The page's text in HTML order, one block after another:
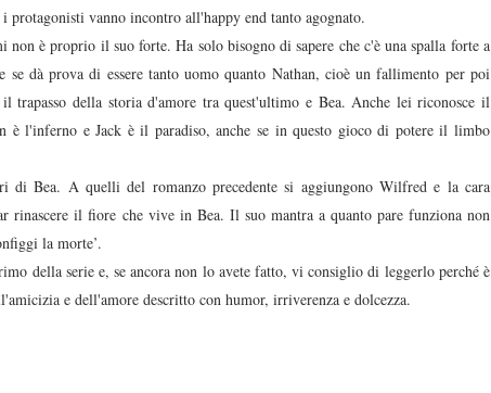
vanno incontro all'happy end tanto agognato.
è proprio il suo forte. Ha solo bisogno di sapere che c'è una spalla forte a
se dà prova di essere tanto uomo quanto Nathan, cioè un fallimento per poi
trapasso della storia d'amore tra quest'ultimo e Bea. Anche lei riconosce il
è l'inferno e Jack è il paradiso, anche se in questo gioco di potere il limbo
di Bea. A quelli del romanzo precedente si aggiungono Wilfred e la cara
rinascere il fiore che vive in Bea. Il suo mantra a quanto pare funziona non
la morte’.
della serie e, se ancora non lo avete fatto, vi consiglio di leggerlo perché è
e dell'amore descritto con humor, irriverenza e dolcezza.